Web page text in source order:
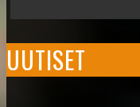
UUTISET